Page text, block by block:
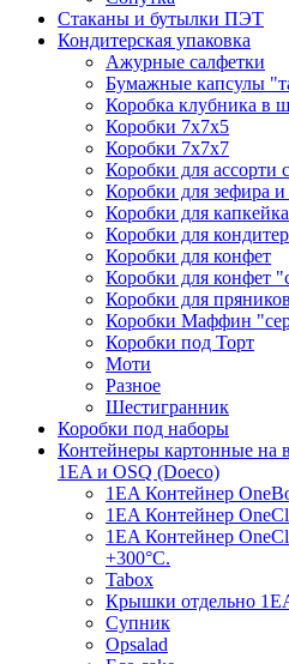
Стаканы и бутылки ПЭТ
Кондитерская упаковка
Ажурные салфетки
Бумажные капсулы
Коробка клубника в
Коробки 7х7х5
Коробки 7х7х7
Коробки для ассорти
Коробки для зефира и
Коробки для капкейка
Коробки для
Коробки для конфет
Коробки для конфет
Коробки для
Коробки Маффин
Коробки под Торт
Моти
Разное
Шестигранник
Коробки под наборы
Контейнеры картонные на
1EA и OSQ (Doeco)
1EA Контейнер
1EA Контейнер
1EA Контейнер
+300°C.
Tabox
Крышки отдельно
Супник
Opsalad